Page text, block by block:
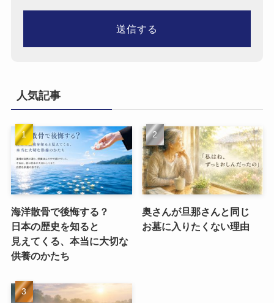
人気記事
海洋散骨で​後悔する？​
日本の​歴史を​知ると​
見えてくる、​本当に​大切な​
供養のかたち
奥さんが​旦那さんと​同じ​
お墓に​入りたくない​理由